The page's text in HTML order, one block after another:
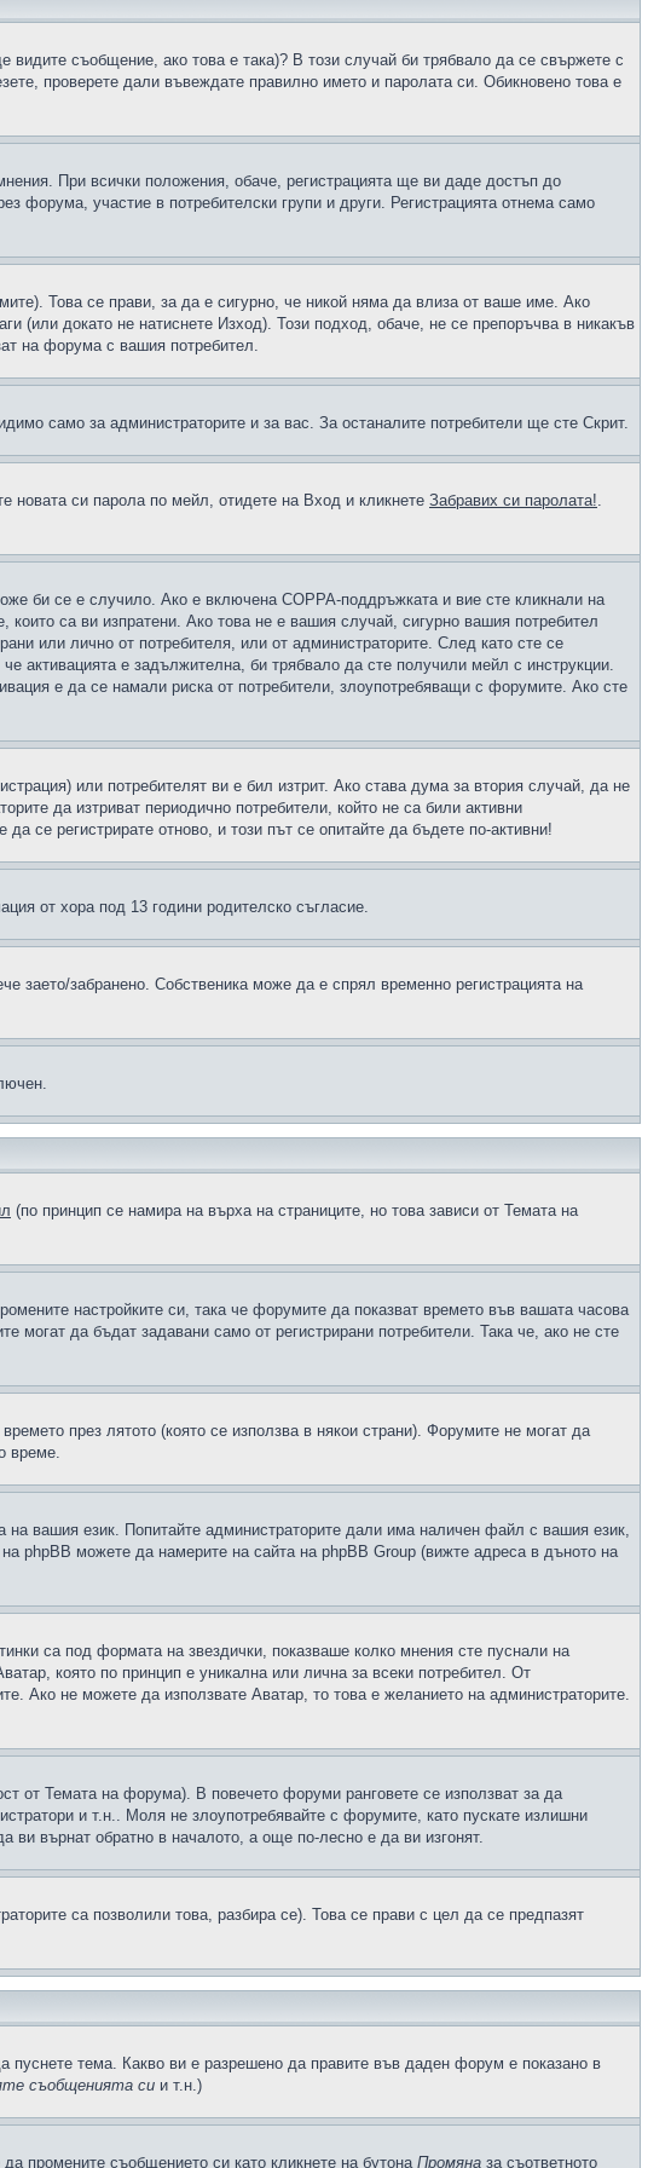
съобщение, ако това е така)? В този случай би трябвало да се свържете с
проверете дали въвеждате правилно името и паролата си. Обикновено това е
При всички положения, обаче, регистрацията ще ви даде достъп до
форума, участие в потребителски групи и други. Регистрацията отнема само
Това се прави, за да е сигурно, че никой няма да влиза от ваше име. Ако
(или докато не натиснете Изход). Този подход, обаче, не се препоръчва в никакъв
на форума с вашия потребител.
само за администраторите и за вас. За останалите потребители ще сте Скрит.
новата си парола по мейл, отидете на Вход и кликнете Забравих си паролата!.
би се е случило. Ако е включена COPPA-поддръжката и вие сте кликнали на
които са ви изпратени. Ако това не е вашия случай, сигурно вашия потребител
или лично от потребителя, или от администраторите. След като сте се
активацията е задължителна, би трябвало да сте получили мейл с инструкции.
е да се намали риска от потребители, злоупотребяващи с форумите. Ако сте
или потребителят ви е бил изтрит. Ако става дума за втория случай, да не
да изтриват периодично потребители, който не са били активни
се регистрирате отново, и този път се опитайте да бъдете по-активни!
от хора под 13 години родителско съгласие.
заето/забранено. Собственика може да е спрял временно регистрацията на
(по принцип се намира на върха на страниците, но това зависи от Темата на
настройките си, така че форумите да показват времето във вашата часова
да бъдат задавани само от регистрирани потребители. Така че, ако не сте
през лятото (която се използва в някои страни). Форумите не могат да
време.
вашия език. Попитайте администраторите дали има наличен файл с вашия език,
phpBB можете да намерите на сайта на phpBB Group (вижте адреса в дъното на
са под формата на звездички, показваше колко мнения сте пуснали на
която по принцип е уникална или лична за всеки потребител. От
Ако не можете да използвате Аватар, то това е желанието на администраторите.
от Темата на форума). В повечето форуми ранговете се използват за да
и т.н.. Моля не злоупотребявайте с форумите, като пускате излишни
ви върнат обратно в началото, а още по-лесно е да ви изгонят.
са позволили това, разбира се). Това се прави с цел да се предпазят
тема. Какво ви е разрешено да правите във даден форум е показано в
съобщенията си и т.н.)
промените съобщението си като кликнете на бутона Промяна за съответното